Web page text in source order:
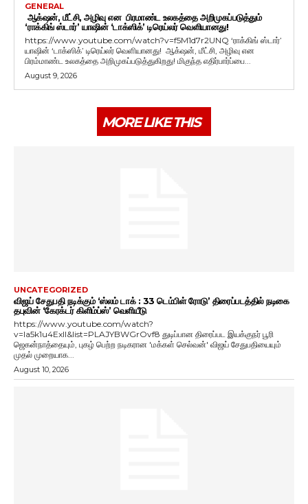
GENERAL
ஆக்‌ஷன், மீட்சி, அழிவு என பிரமாண்ட உலகத்தை அறிமுகப்படுத்தும்
‘ராக்கிங் ஸ்டார்’ யாஷின் ‘டாக்ஸிக்’ டிரெய்லர் வெளியானது!
https://www.youtube.com/watch?v=f5M1d7r2UNQ ‘ராக்கிங் ஸ்டார்’
யாஷின் ‘டாக்ஸிக்’ டிரெய்லர் வெளியானது! ஆக்‌ஷன், மீட்சி, அழிவு என
பிரம்மாண்ட உலகத்தை அறிமுகப்படுத்துகிறது! மிகுந்த எதிர்பார்ப்பை...
August 9, 2026
MORE LIKE THIS
UNCATEGORIZED
விஜய் சேதுபதி நடிக்கும் ‘ஸ்லம் டாக் : 33 டெம்பிள் ரோடு’ திரைப்படத்தில் நடிகை
தபுவின் ‘கேரக்டர் கிளிம்ப்ஸ்’ வெளியீடு
https://www.youtube.com/watch?
v=Ia5k1u4ExlI&list=PLAJYBWGrOvf8 துடிப்பான திரைப்பட இயக்குநர் பூரி
ஜெகன்நாத்தையும், புகழ் பெற்ற நடிகரான 'மக்கள் செல்வன்' விஜய் சேதுபதியையும்
முதல் முறையாக...
August 10, 2026